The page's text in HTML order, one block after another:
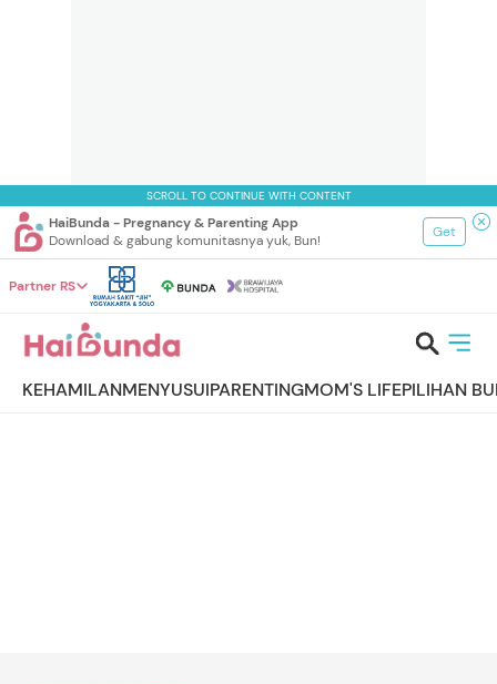
SCROLL TO CONTINUE WITH CONTENT
HaiBunda - Pregnancy & Parenting App
Download & gabung komunitasnya yuk, Bun!
Get
Partner RS
KEHAMILANMENYUSUIPARENTINGMOM'S LIFEPILIHAN